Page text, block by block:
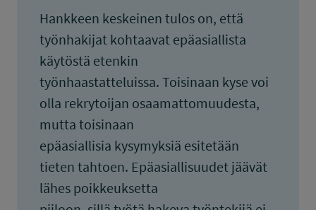
Hankkeen keskeinen tulos on, että
työnhakijat kohtaavat epäasiallista
käytöstä etenkin
työnhaastatteluissa. Toisinaan kyse voi
olla rekrytoijan osaamattomuudesta,
mutta toisinaan
epäasiallisia kysymyksiä esitetään
tieten tahtoen. Epäasiallisuudet jäävät
lähes poikkeuksetta